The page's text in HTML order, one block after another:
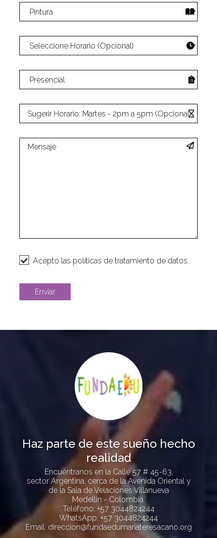
Acepto las políticas de tratamiento de datos.
Enviar
Haz parte de este sueño hecho
realidad
Encuéntranos en la Calle 57 # 45-63,
sector Argentina, cerca de la Avenida Oriental y
de la Sala de Velaciones Villanueva
Medellín - Colombia.
Teléfono: +57 3044824244
WhatsApp: +57 3044824244
Email: direccion@fundaedumariateresacano.org